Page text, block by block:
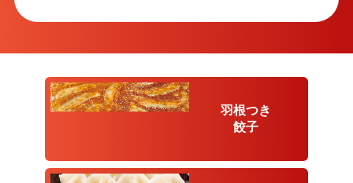
羽根つき
餃子